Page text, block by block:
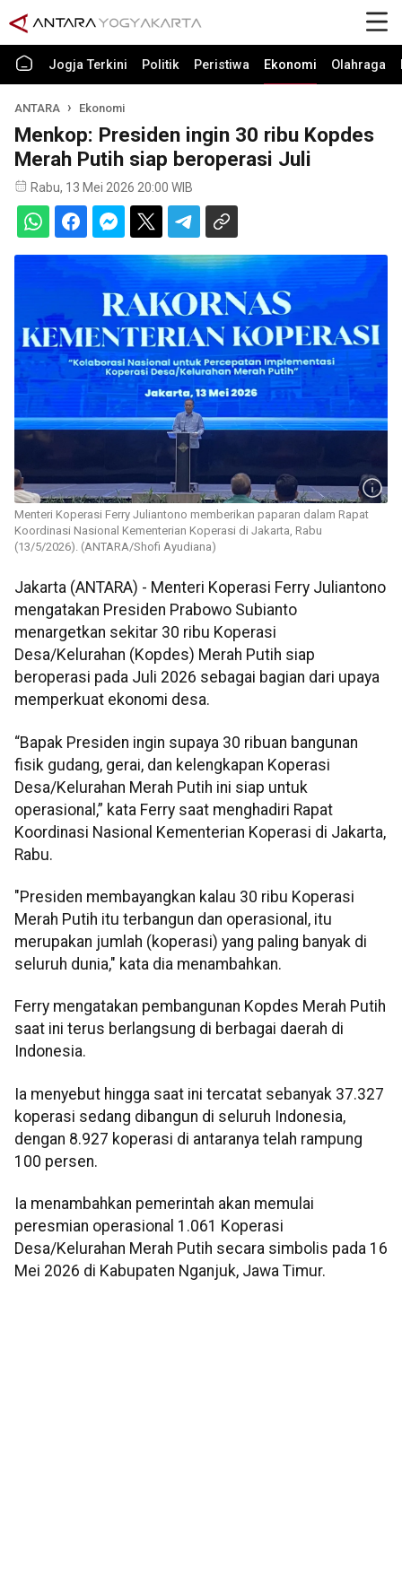
Jogja Terkini Politik Peristiwa Ekonomi Olahraga
ANTARA Ekonomi
Menkop: Presiden ingin 30 ribu Kopdes
Merah Putih siap beroperasi Juli
Rabu, 13 Mei 2026 20:00 WIB
Menteri Koperasi Ferry Juliantono memberikan paparan dalam Rapat
Koordinasi Nasional Kementerian Koperasi di Jakarta, Rabu
(13/5/2026). (ANTARA/Shofi Ayudiana)
Jakarta (ANTARA) - Menteri Koperasi Ferry Juliantono
mengatakan Presiden Prabowo Subianto
menargetkan sekitar 30 ribu Koperasi
Desa/Kelurahan (Kopdes) Merah Putih siap
beroperasi pada Juli 2026 sebagai bagian dari upaya
memperkuat ekonomi desa.
“Bapak Presiden ingin supaya 30 ribuan bangunan
fisik gudang, gerai, dan kelengkapan Koperasi
Desa/Kelurahan Merah Putih ini siap untuk
operasional,” kata Ferry saat menghadiri Rapat
Koordinasi Nasional Kementerian Koperasi di Jakarta,
Rabu.
"Presiden membayangkan kalau 30 ribu Koperasi
Merah Putih itu terbangun dan operasional, itu
merupakan jumlah (koperasi) yang paling banyak di
seluruh dunia," kata dia menambahkan.
Ferry mengatakan pembangunan Kopdes Merah Putih
saat ini terus berlangsung di berbagai daerah di
Indonesia.
Ia menyebut hingga saat ini tercatat sebanyak 37.327
koperasi sedang dibangun di seluruh Indonesia,
dengan 8.927 koperasi di antaranya telah rampung
100 persen.
Ia menambahkan pemerintah akan memulai
peresmian operasional 1.061 Koperasi
Desa/Kelurahan Merah Putih secara simbolis pada 16
Mei 2026 di Kabupaten Nganjuk, Jawa Timur.